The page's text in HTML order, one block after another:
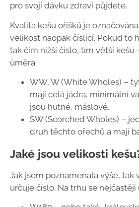
pro svojí dávku zdraví půjdete.
Kvalita kešu oříšků je
velikost naopak číslicí. Pokud to
tak čím nižší číslo, tím větší kešu
úměra.
WW, W (White Wholes) –
mají celá jádra, minimální
jsou hutné, máslové.
SW (Scorched Wholes) –
druh těchto ořechů a mají
Jaké jsou velikosti
Jak jsem poznamenala výše, tak
určuje číslo. Na trhu se